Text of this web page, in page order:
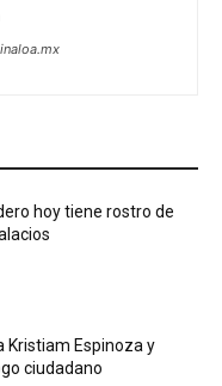
hoy tiene rostro de
Kristiam Espinoza y
ciudadano